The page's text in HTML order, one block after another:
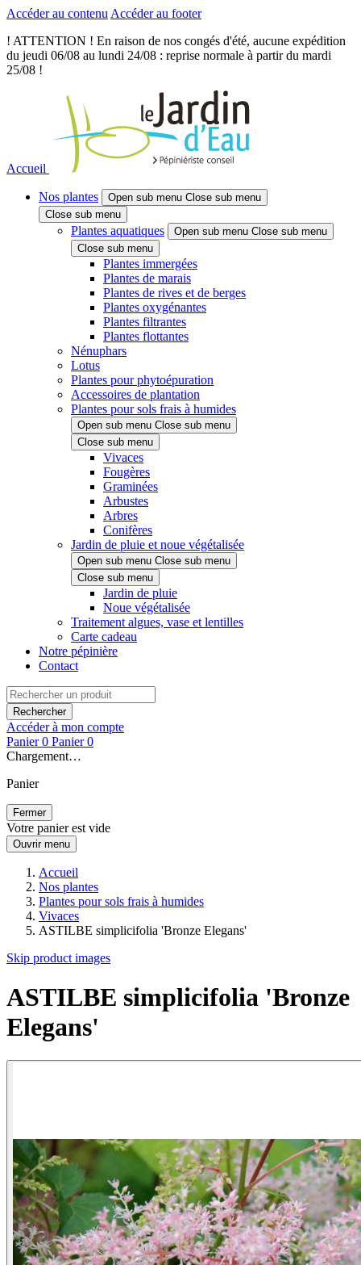
Accéder au contenu Accéder au footer
! ATTENTION ! En raison de nos congés d'été, aucune expédition
du jeudi 06/08 au lundi 24/08 : reprise normale à partir du mardi
25/08 !
Accueil
Nos plantes Open sub menu Close sub menu
Close sub menu
Plantes aquatiques Open sub menu Close sub menu
Close sub menu
Plantes immergées
Plantes de marais
Plantes de rives et de berges
Plantes oxygénantes
Plantes filtrantes
Plantes flottantes
Nénuphars
Lotus
Plantes pour phytoépuration
Accessoires de plantation
Plantes pour sols frais à humides
Open sub menu Close sub menu
Close sub menu
Vivaces
Fougères
Graminées
Arbustes
Arbres
Conifères
Jardin de pluie et noue végétalisée
Open sub menu Close sub menu
Close sub menu
Jardin de pluie
Noue végétalisée
Traitement algues, vase et lentilles
Carte cadeau
Notre pépinière
Contact
Rechercher
Accéder à mon compte
Panier 0 Panier 0
Chargement…
Panier
Fermer
Votre panier est vide
Ouvrir menu
Accueil
Nos plantes
Plantes pour sols frais à humides
Vivaces
ASTILBE simplicifolia 'Bronze Elegans'
Skip product images
ASTILBE simplicifolia 'Bronze
Elegans'